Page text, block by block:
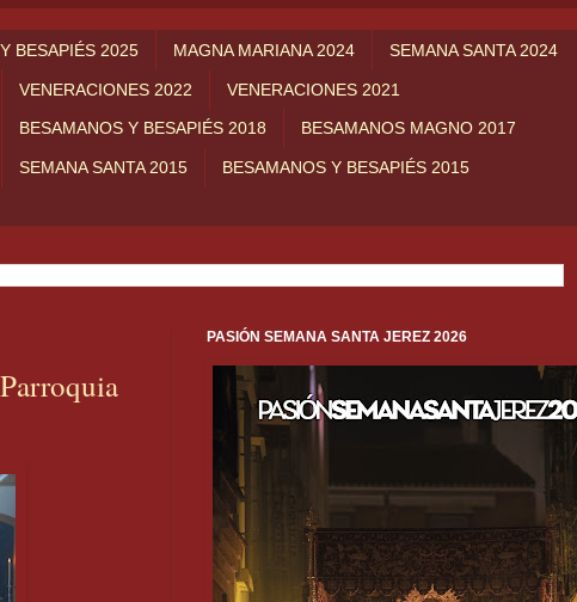
BESAPIÉS 2025 MAGNA MARIANA 2024 SEMANA SANTA 2024
VENERACIONES 2022 VENERACIONES 2021
BESAMANOS Y BESAPIÉS 2018 BESAMANOS MAGNO 2017
SEMANA SANTA 2015 BESAMANOS Y BESAPIÉS 2015
PASIÓN SEMANA SANTA JEREZ 2026